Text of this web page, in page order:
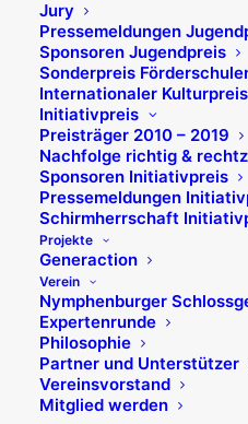
Jury
Pressemeldungen
Sponsoren Jugendpreis
Sonderpreis
Internationaler Kulturpreis
Initiativpreis
Preisträger 2010 – 2019
Nachfolge richtig &
Sponsoren Initiativpreis
Pressemeldungen
Schirmherrschaft
Projekte
Generaction
Verein
Nymphenburger
Expertenrunde
Philosophie
Partner und Unterstützer
Vereinsvorstand
Mitglied werden